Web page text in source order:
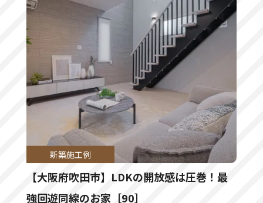
新築施工例
【大阪府吹田市】LDKの開放感は圧巻！最
強回遊同線のお家［90］